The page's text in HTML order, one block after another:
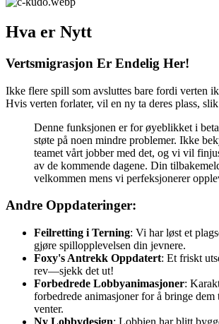
Hva er Nytt
Vertsmigrasjon Er Endelig Her!
Ikke flere spill som avsluttes bare fordi verten
Hvis verten forlater, vil en ny ta deres plass,
Denne funksjonen er for øyeblikket i
støte på noen mindre problemer. Ikke
teamet vårt jobber med det, og vi vil
av de kommende dagene. Din
velkommen mens vi perfeksjonerer
Andre Oppdateringer:
Feilretting i Terning: Vi har løst et
gjøre spillopplevelsen din jevnere.
Foxy's Antrekk Oppdatert: Et friskt
rev—sjekk det ut!
Forbedrede Lobbyanimasjoner:
forbedrede animasjoner for å bringe
venter.
Ny Lobbydesign: Lobbien har blitt